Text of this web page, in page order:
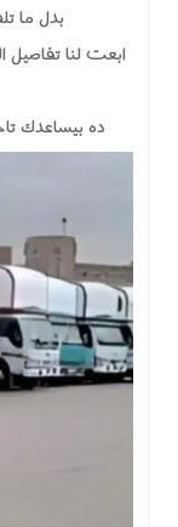
بدل ما
ابعت لنا تفاصيل
ده بيساعدك